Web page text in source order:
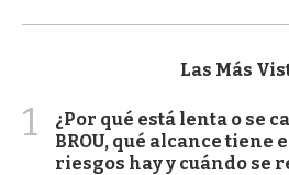
Las Más
1
¿Por qué está lenta o se
BROU, qué alcance tiene
riesgos hay y cuándo se